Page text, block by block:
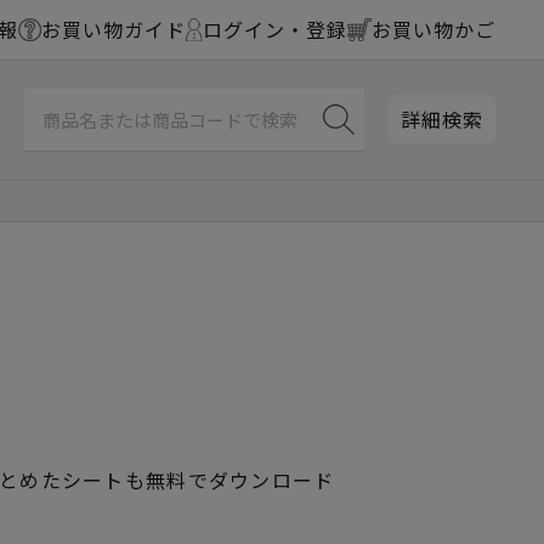
お買い物ガイド ログイン・登録 お買い物かご
詳細検索
めたシートも無料でダウンロード